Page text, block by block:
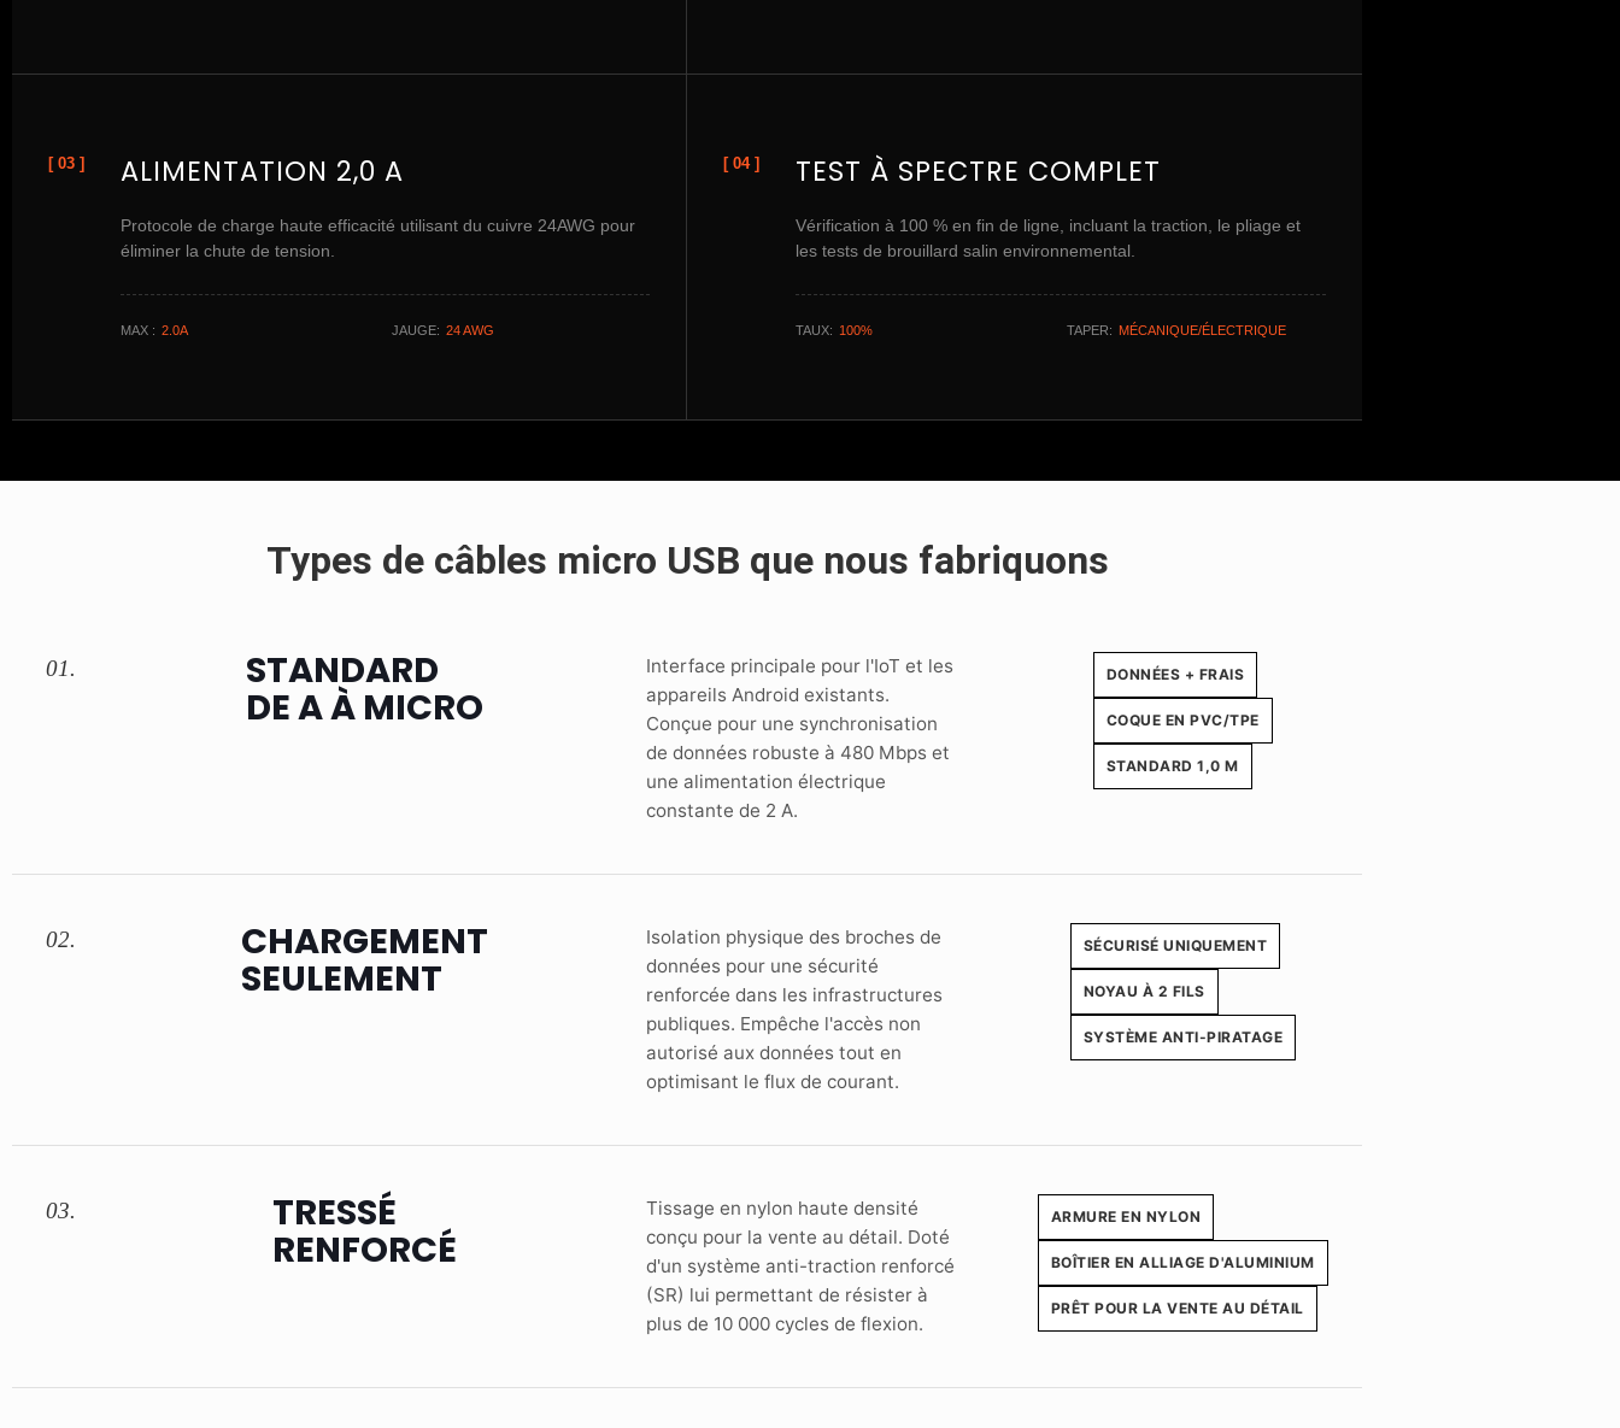
[ 03 ] ALIMENTATION 2,0 A
Protocole de charge haute efficacité utilisant du cuivre 24AWG pour
éliminer la chute de tension.
MAX : 2.0A JAUGE: 24 AWG
[ 04 ] TEST À SPECTRE COMPLET
Vérification à 100 % en fin de ligne, incluant la traction, le pliage et
les tests de brouillard salin environnemental.
TAUX: 100% TAPER: MÉCANIQUE/ÉLECTRIQUE
Types de câbles micro USB que nous fabriquons
01. STANDARD
DE A À MICRO
Interface principale pour l'IoT et les
appareils Android existants.
Conçue pour une synchronisation
de données robuste à 480 Mbps et
une alimentation électrique
constante de 2 A.
DONNÉES + FRAIS
COQUE EN PVC/TPE
STANDARD 1,0 M
02. CHARGEMENT
SEULEMENT
Isolation physique des broches de
données pour une sécurité
renforcée dans les infrastructures
publiques. Empêche l'accès non
autorisé aux données tout en
optimisant le flux de courant.
SÉCURISÉ UNIQUEMENT
NOYAU À 2 FILS
SYSTÈME ANTI-PIRATAGE
03. TRESSÉ
RENFORCÉ
Tissage en nylon haute densité
conçu pour la vente au détail. Doté
d'un système anti-traction renforcé
(SR) lui permettant de résister à
plus de 10 000 cycles de flexion.
ARMURE EN NYLON
BOÎTIER EN ALLIAGE D'ALUMINIUM
PRÊT POUR LA VENTE AU DÉTAIL